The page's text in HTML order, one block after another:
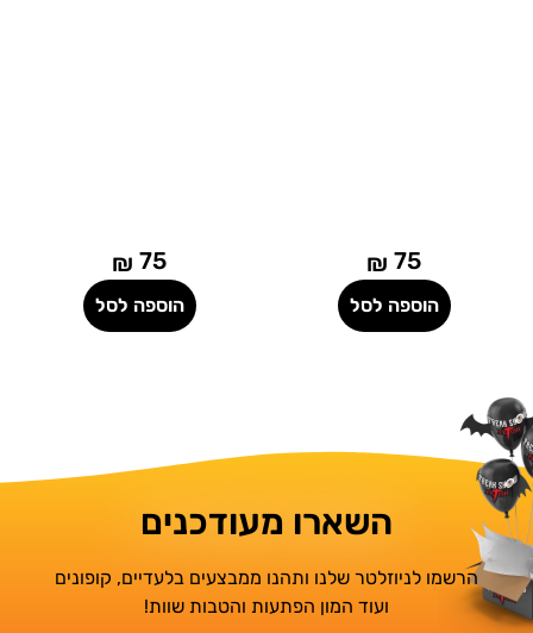
75
הוספה לסל
75
הוספה לסל
השארו מעודכנים
הרשמו לניוזלטר שלנו ותהנו ממבצעים בלעדיים, קופונים
ועוד המון הפתעות והטבות שוות!